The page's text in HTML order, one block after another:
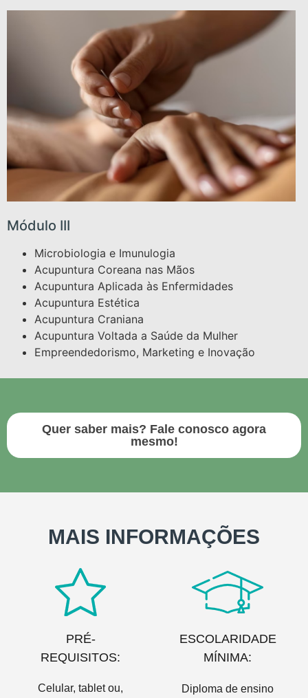
Módulo III
Microbiologia e Imunulogia
Acupuntura Coreana nas Mãos
Acupuntura Aplicada às Enfermidades
Acupuntura Estética
Acupuntura Craniana
Acupuntura Voltada a Saúde da Mulher
Empreendedorismo, Marketing e Inovação
Quer saber mais? Fale conosco agora
mesmo!
MAIS INFORMAÇÕES
PRÉ-
REQUISITOS:
Celular, tablet ou,
ESCOLARIDADE
MÍNIMA:
Diploma de ensino